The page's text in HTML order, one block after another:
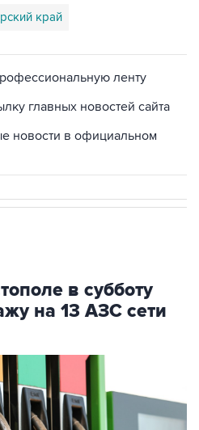
край
ленту
главных новостей сайта
новости в официальном
в субботу
на 13 АЗС сети